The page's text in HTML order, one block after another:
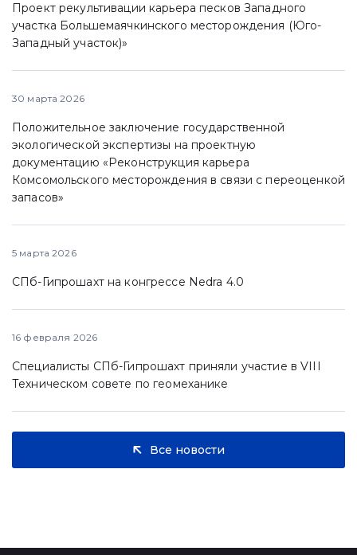
Проект рекультивации карьера песков Западного
участка Большемаячкинского месторождения (Юго-
Западный участок)»
30 марта 2026
Положительное заключение государственной
экологической экспертизы на проектную
документацию «Реконструкция карьера
Комсомольского месторождения в связи с переоценкой
запасов»
5 марта 2026
СПб-Гипрошахт на конгрессе Nedra 4.0
16 февраля 2026
Специалисты СПб-Гипрошахт приняли участие в VIII
Техническом совете по геомеханике
Все новости